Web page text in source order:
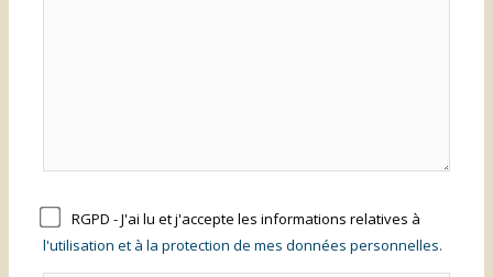
RGPD - J'ai lu et j'accepte les informations relatives à
l'utilisation et à la protection de mes données personnelles.